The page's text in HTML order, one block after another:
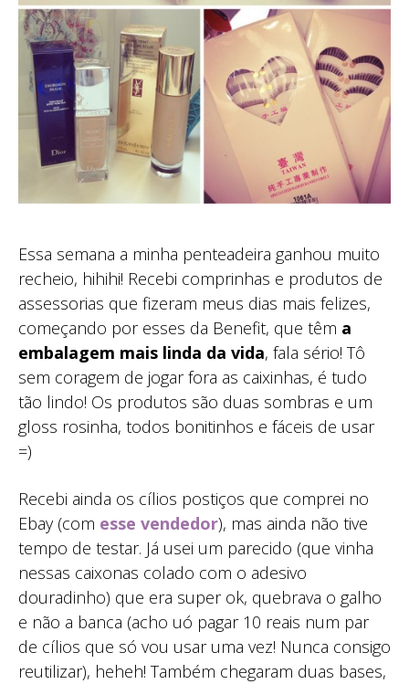
Essa semana a minha penteadeira ganhou muito
recheio, hihihi! Recebi comprinhas e produtos de
assessorias que fizeram meus dias mais felizes,
começando por esses da Benefit, que têm a
embalagem mais linda da vida, fala sério! Tô
sem coragem de jogar fora as caixinhas, é tudo
tão lindo! Os produtos são duas sombras e um
gloss rosinha, todos bonitinhos e fáceis de usar
=)
Recebi ainda os cílios postiços que comprei no
Ebay (com esse vendedor), mas ainda não tive
tempo de testar. Já usei um parecido (que vinha
nessas caixonas colado com o adesivo
douradinho) que era super ok, quebrava o galho
e não a banca (acho uó pagar 10 reais num par
de cílios que só vou usar uma vez! Nunca consigo
reutilizar), heheh! Também chegaram duas bases,